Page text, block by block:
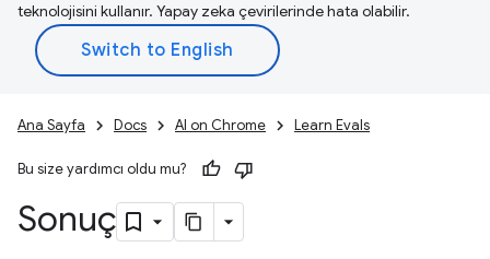
teknolojisini kullanır. Yapay zeka çevirilerinde hata olabilir.
Ana Sayfa Docs AI on Chrome Learn Evals
Bu size yardımcı oldu mu?
Sonuç